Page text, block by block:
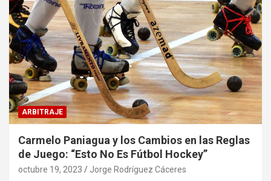
ARBITRAJE
Carmelo Paniagua y los Cambios en las Reglas
de Juego: “Esto No Es Fútbol Hockey”
octubre 19, 2023 Jorge Rodríguez Cáceres